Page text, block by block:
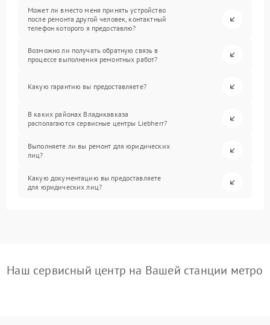
Может ли вместо меня принять устройство
после ремонта другой человек, контактный
телефон которого я предоставлю?
Возможно ли получать обратную связь в
процессе выполнения ремонтных работ?
Какую гарантию вы предоставляете?
В каких районах Владикавказа
располагаются сервисные центры Liebherr?
Выполняете ли вы ремонт для юридических
лиц?
Какую документацию вы предоставляете
для юридических лиц?
Наш сервисный центр на Вашей станции метро